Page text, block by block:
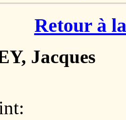
Retour à
Jacques